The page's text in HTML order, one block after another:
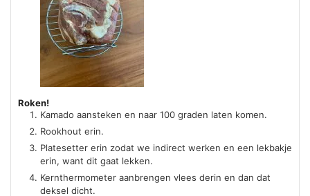
Roken!
Kamado aansteken en naar 100 graden laten komen.
Rookhout erin.
Platesetter erin zodat we indirect werken en een lekbakje
erin, want dit gaat lekken.
Kernthermometer aanbrengen vlees derin en dan dat
deksel dicht.